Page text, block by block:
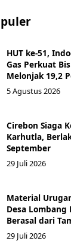
HUT ke-51,
Gas Perkuat
Melonjak 19,2
5 Agustus 2026
Cirebon Siaga
Karhutla,
September
29 Juli 2026
Material
Desa Lombang
Berasal dari
29 Juli 2026